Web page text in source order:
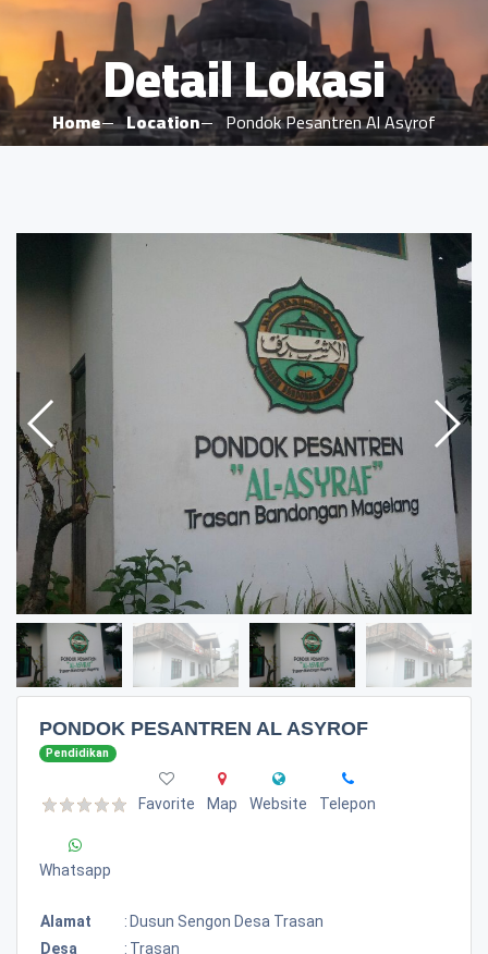
Detail Lokasi
Home Location Pondok Pesantren Al Asyrof
PONDOK PESANTREN AL ASYROF
Pendidikan
Favorite Map Website Telepon
Whatsapp
Alamat : Dusun Sengon Desa Trasan
Desa
: Trasan